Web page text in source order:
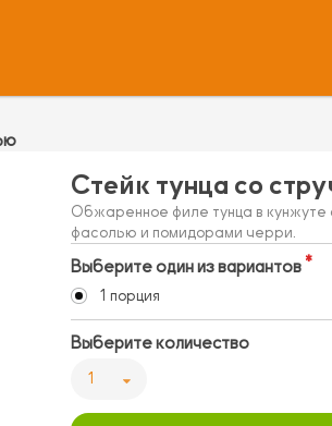
Стейк тунца со
Обжаренное филе тунца в кунжуте
фасолью и помидорами черри.
Выберите один из вариантов
1 порция
Выберите количество
1